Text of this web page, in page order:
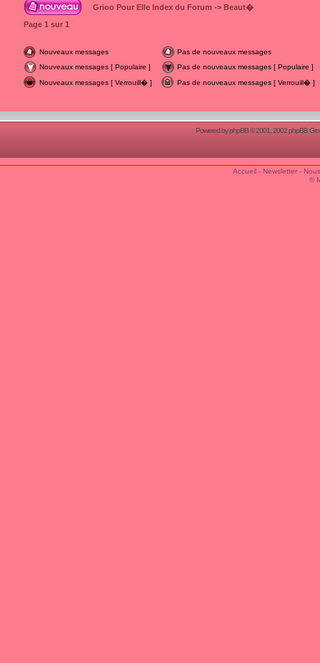
Grioo Pour Elle Index du Forum -> Beaut�
Page 1 sur 1
Nouveaux messages
Pas de nouveaux messages
Nouveaux messages [ Populaire ]
Pas de nouveaux messages [ Populaire ]
Nouveaux messages [ Verrouill� ]
Pas de nouveaux messages [ Verrouill� ]
Powered byphpBB© 2001, 2002 phpBB
Accueil- Newsletter-
©